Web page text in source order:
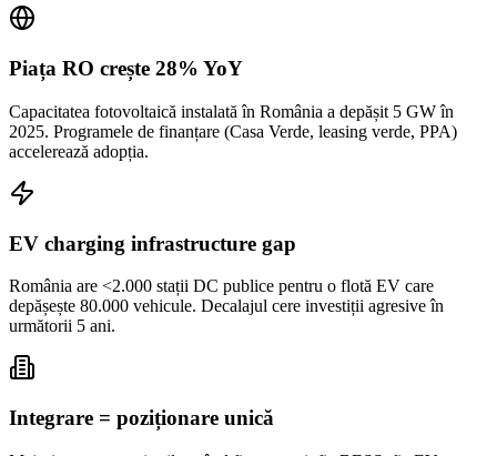
Piața RO crește 28% YoY
Capacitatea fotovoltaică instalată în România a depășit 5 GW în
2025. Programele de finanțare (Casa Verde, leasing verde, PPA)
accelerează adopția.
EV charging infrastructure gap
România are <2.000 stații DC publice pentru o flotă EV care
depășește 80.000 vehicule. Decalajul cere investiții agresive în
următorii 5 ani.
Integrare = poziționare unică